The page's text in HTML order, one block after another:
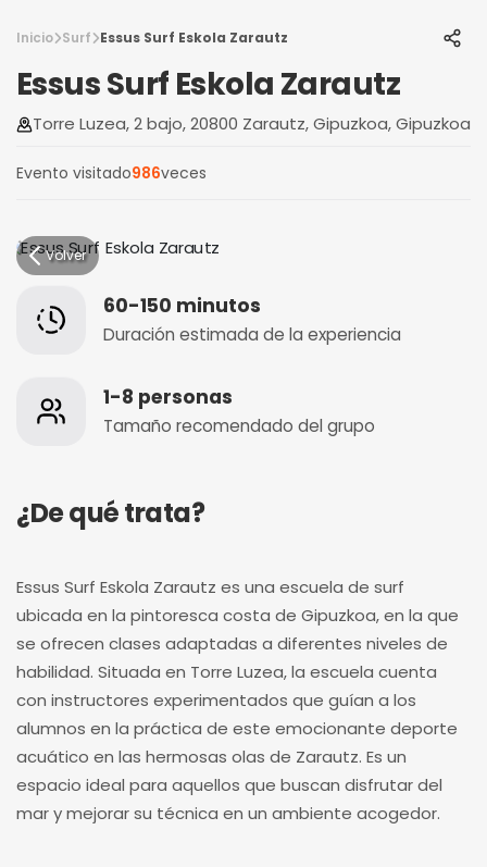
Inicio Surf Essus Surf Eskola Zarautz
Essus Surf Eskola Zarautz
Torre Luzea, 2 bajo, 20800 Zarautz, Gipuzkoa, Gipuzkoa
Evento visitado986veces
Volver
60-150 minutos
Duración estimada de la experiencia
1-8 personas
Tamaño recomendado del grupo
¿De qué trata?
Essus Surf Eskola Zarautz es una escuela de surf
ubicada en la pintoresca costa de Gipuzkoa, en la que
se ofrecen clases adaptadas a diferentes niveles de
habilidad. Situada en Torre Luzea, la escuela cuenta
con instructores experimentados que guían a los
alumnos en la práctica de este emocionante deporte
acuático en las hermosas olas de Zarautz. Es un
espacio ideal para aquellos que buscan disfrutar del
mar y mejorar su técnica en un ambiente acogedor.